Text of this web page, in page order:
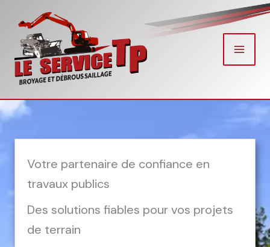
contenu
Votre partenaire de confiance en
travaux publics
Des solutions fiables pour vos projets
de terrain